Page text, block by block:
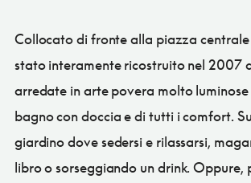
Collocato di fronte alla piazza centrale
stato interamente ricostruito nel 2007
arredate in arte povera molto
bagno con doccia e di tutti i comfort.
giardino dove sedersi e rilassarsi,
libro o sorseggiando un drink. Oppure,